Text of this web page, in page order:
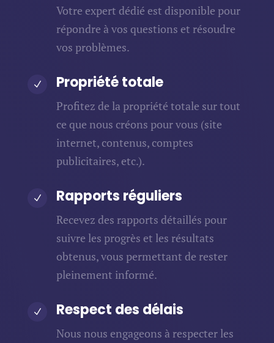
Votre expert dédié est disponible pour
répondre à vos questions et résoudre
vos problèmes.
N Propriété totale
Profitez de la propriété totale sur tout
ce que nous créons pour vous (site
internet, contenus, comptes
publicitaires, etc.).
N Rapports réguliers
Recevez des rapports détaillés pour
suivre les progrès et les résultats
obtenus, vous permettant de rester
pleinement informé.
N Respect des délais
Nous nous engageons à respecter les